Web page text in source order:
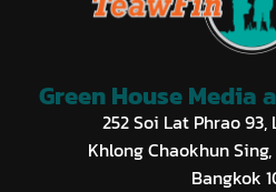
Green House Media
252 Soi Lat Phrao 93,
Khlong Chaokhun
Bangkok